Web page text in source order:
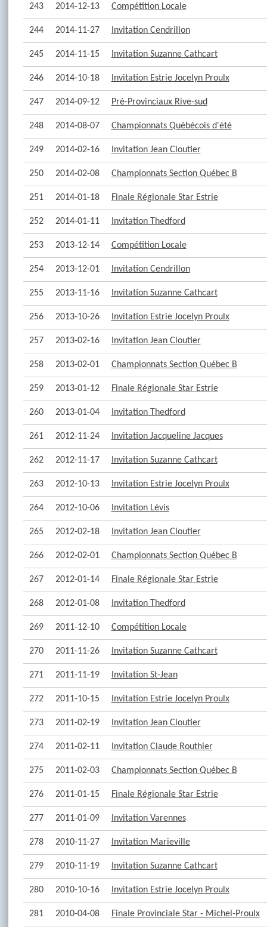
243 2014-12-13 Compétition Locale
244 2014-11-27 Invitation Cendrillon
245 2014-11-15 Invitation Suzanne Cathcart
246 2014-10-18 Invitation Estrie Jocelyn Proulx
247 2014-09-12 Pré-Provinciaux Rive-sud
248 2014-08-07 Championnats Québécois d'été
249 2014-02-16 Invitation Jean Cloutier
250 2014-02-08 Championnats Section Québec B
251 2014-01-18 Finale Régionale Star Estrie
252 2014-01-11 Invitation Thedford
253 2013-12-14 Compétition Locale
254 2013-12-01 Invitation Cendrillon
255 2013-11-16 Invitation Suzanne Cathcart
256 2013-10-26 Invitation Estrie Jocelyn Proulx
257 2013-02-16 Invitation Jean Cloutier
258 2013-02-01 Championnats Section Québec B
259 2013-01-12 Finale Régionale Star Estrie
260 2013-01-04 Invitation Thedford
261 2012-11-24 Invitation Jacqueline Jacques
262 2012-11-17 Invitation Suzanne Cathcart
263 2012-10-13 Invitation Estrie Jocelyn Proulx
264 2012-10-06 Invitation Lévis
265 2012-02-18 Invitation Jean Cloutier
266 2012-02-01 Championnats Section Québec B
267 2012-01-14 Finale Régionale Star Estrie
268 2012-01-08 Invitation Thedford
269 2011-12-10 Compétition Locale
270 2011-11-26 Invitation Suzanne Cathcart
271 2011-11-19 Invitation St-Jean
272 2011-10-15 Invitation Estrie Jocelyn Proulx
273 2011-02-19 Invitation Jean Cloutier
274 2011-02-11 Invitation Claude Routhier
275 2011-02-03 Championnats Section Québec B
276 2011-01-15 Finale Régionale Star Estrie
277 2011-01-09 Invitation Varennes
278 2010-11-27 Invitation Marieville
279 2010-11-19 Invitation Suzanne Cathcart
280 2010-10-16 Invitation Estrie Jocelyn Proulx
281 2010-04-08 Finale Provinciale Star - Michel-Proulx